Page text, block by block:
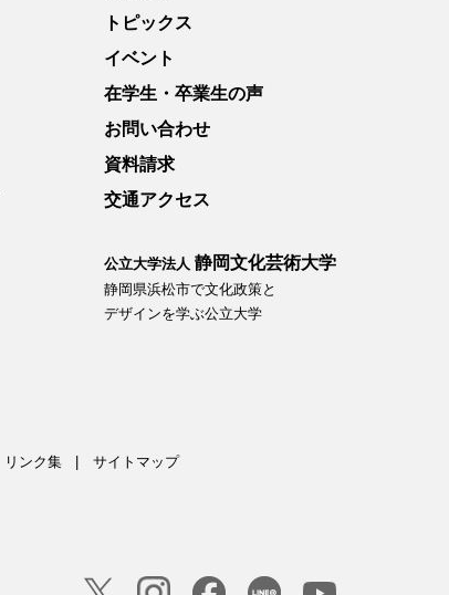
トピックス
イベント
在学生・卒業生の声
お問い合わせ
資料請求
交通アクセス
公立大学法人 静岡文化芸術大学
静岡県浜松市で文化政策と
デザインを学ぶ公立大学
リンク集 サイトマップ